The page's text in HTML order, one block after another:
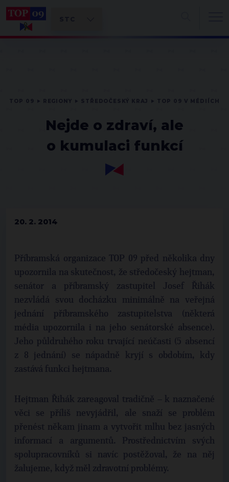
Nejde o zdraví, ale
o kumulaci funkcí
20. 2. 2014
Příbramská organizace TOP 09 před několika dny
upozornila na skutečnost, že středočeský hejtman,
senátor a příbramský zastupitel Josef Řihák
nezvládá svou docházku minimálně na veřejná
jednání příbramského zastupitelstva (některá
média upozornila i na jeho senátorské absence).
Jeho půldruhého roku trvající neúčasti (5 absencí
z 8 jednání) se nápadně kryjí s obdobím, kdy
zastává funkci hejtmana.
Hejtman Řihák zareagoval tradičně – k naznačené
věci se příliš nevyjádřil, ale snaží se problém
přenést někam jinam a vytvořit mlhu bez jasných
informací a argumentů. Prostřednictvím svých
spolupracovníků si navíc postěžoval, že na něj
žalujeme, když měl zdravotní problémy.